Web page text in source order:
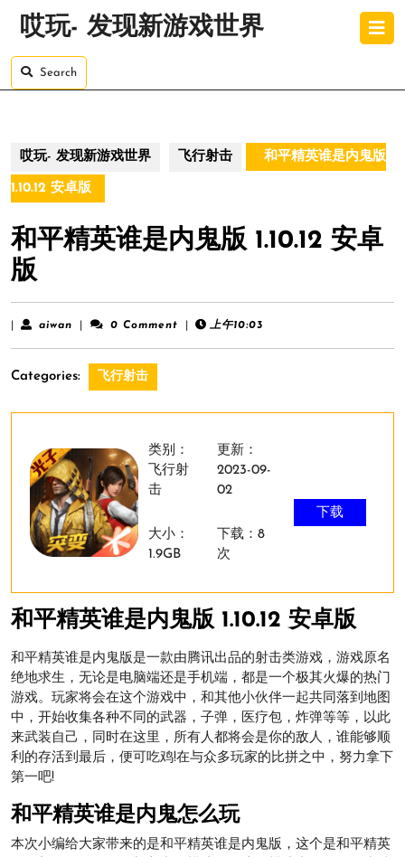
哎玩- 发现新游戏世界
Search
哎玩- 发现新游戏世界 飞行射击 和平精英谁是内鬼版
1.10.12 安卓版
和平精英谁是内鬼版 1.10.12 安卓
版
aiwan aiwan 0 Comment 上午10:03
Categories: 飞行射击
类别：
飞行射
击
大小：
1.9GB
更新：
2023-09-
02
下载：8
次
下载
和平精英谁是内鬼版 1.10.12 安卓版
和平精英谁是内鬼版是一款由腾讯出品的射击类游戏，游戏原名
绝地求生，无论是电脑端还是手机端，都是一个极其火爆的热门
游戏。玩家将会在这个游戏中，和其他小伙伴一起共同落到地图
中，开始收集各种不同的武器，子弹，医疗包，炸弹等等，以此
来武装自己，同时在这里，所有人都将会是你的敌人，谁能够顺
利的存活到最后，便可吃鸡!在与众多玩家的比拼之中，努力拿下
第一吧!
和平精英谁是内鬼怎么玩
本次小编给大家带来的是和平精英谁是内鬼版，这个是和平精英